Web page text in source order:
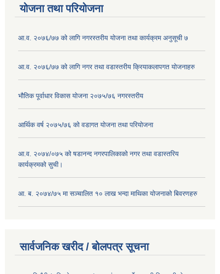
योजना तथा परियोजना
आ.व. २०७६/७७ को लागि नगरस्तरीय योजना तथा कार्यक्रम अनुसूची ७
आ.व. २०७६/७७ को लागि नगर तथा वडास्तरीय क्रियाकलापगत योजनाहरु
भौतिक पूर्वाधार विकास योजना २०७५/७६ नगरस्तरीय
आर्थिक वर्ष २०७५/७६ को वडागत योजना तथा परियोजना
आ.व. २०७४/०७५ को षडानन्द नगरपालिकाको नगर तथा वडास्तरिय
कार्यक्रमको सुची।
आ. ब. २०७४/७५ मा सञ्चालित १० लाख भन्दा माथिका योजनाको बिवरणहरु
सार्वजनिक खरीद / बोलपत्र सूचना